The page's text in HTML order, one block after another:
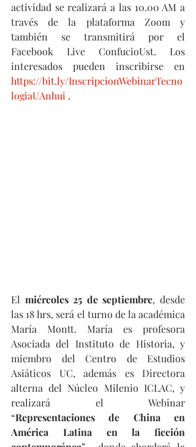
actividad se realizará a las 10.00 AM a
través de la plataforma Zoom y
también se transmitirá por el
Facebook Live ConfucioUst. Los
https://bit.ly/InscripcionWebinarTecno
logiaUAnhui .
El miércoles 25 de septiembre, desde
las 18 hrs, será el turno de la académica
María Montt. María es profesora
Asociada del Instituto de Historia, y
miembro del Centro de Estudios
Asiáticos UC, además es Directora
alterna del Núcleo Milenio ICLAC, y
realizará el Webinar
“Representaciones de China en
América Latina en la ficción